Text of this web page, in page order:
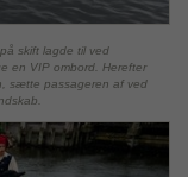
skift lagde til ved
en VIP ombord. Herefter
sætte passageren af ved